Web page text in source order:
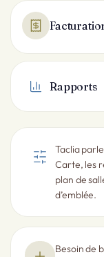
Rapports
Taclia
Carte, les
plan de
d’emblée.
Besoin de